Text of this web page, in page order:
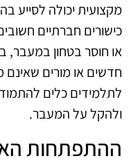
מקצועית יכולה לסייע
כישורים חברתיים
או חוסר בטחון במעבר,
חדשים או מורים שאינם
לתלמידים כלים
ולהקל על המעבר.
ההתפתחות